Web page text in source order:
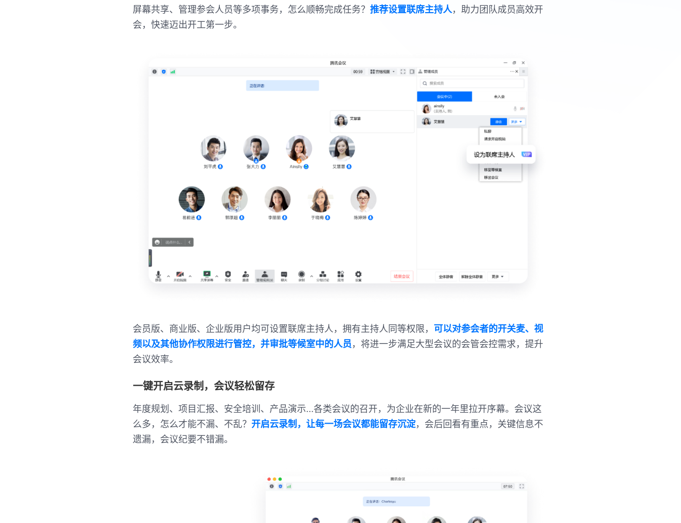
屏幕共享、管理参会人员等多项事务，怎么顺畅完成任务？ 推荐设置联席主持人，助力团队成员高效开
会，快速迈出开工第一步。
会员版、商业版、企业版用户均可设置联席主持人，拥有主持人同等权限， 可以对参会者的开关麦、视
频以及其他协作权限进行管控，并审批等候室中的人员，将进一步满足大型会议的会管会控需求，提升
会议效率。
一键开启云录制，会议轻松留存
年度规划、项目汇报、安全培训、产品演示...各类会议的召开，为企业在新的一年里拉开序幕。会议这
么多，怎么才能不漏、不乱？ 开启云录制，让每一场会议都能留存沉淀，会后回看有重点，关键信息不
遗漏，会议纪要不错漏。